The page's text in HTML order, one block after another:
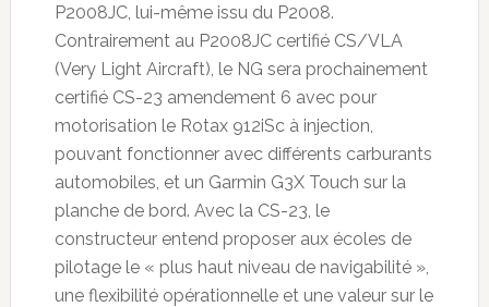
P2008JC, lui-même issu du P2008.
Contrairement au P2008JC certifié CS/VLA
(Very Light Aircraft), le NG sera prochainement
certifié CS-23 amendement 6 avec pour
motorisation le Rotax 912iSc à injection,
pouvant fonctionner avec différents carburants
automobiles, et un Garmin G3X Touch sur la
planche de bord. Avec la CS-23, le
constructeur entend proposer aux écoles de
pilotage le « plus haut niveau de navigabilité »,
une flexibilité opérationnelle et une valeur sur le